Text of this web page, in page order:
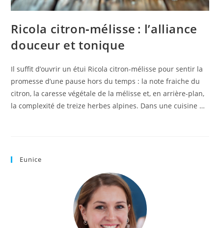
Ricola citron‑mélisse : l’alliance
douceur et tonique
Il suffit d’ouvrir un étui Ricola citron-mélisse pour sentir la
promesse d’une pause hors du temps : la note fraiche du
citron, la caresse végétale de la mélisse et, en arrière-plan,
la complexité de treize herbes alpines. Dans une cuisine …
Eunice